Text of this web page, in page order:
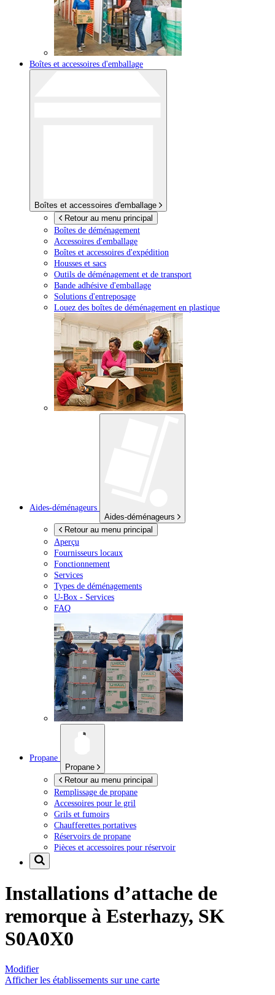
Boîtes et accessoires d'emballage
Boîtes et accessoires d'emballage
Retour au menu principal
Boîtes de déménagement
Accessoires d'emballage
Boîtes et accessoires d'expédition
Housses et sacs
Outils de déménagement et de transport
Bande adhésive d'emballage
Solutions d'entreposage
Louez des boîtes de déménagement en plastique
Aides-déménageurs
Aides-déménageurs
Retour au menu principal
Aperçu
Fournisseurs locaux
Fonctionnement
Services
Types de déménagements
U-Box - Services
FAQ
Propane
Propane
Retour au menu principal
Remplissage de propane
Accessoires pour le gril
Grils et fumoirs
Chaufferettes portatives
Réservoirs de propane
Pièces et accessoires pour réservoir
Installations d’attache de
remorque à Esterhazy, SK
S0A0X0
Modifier
Afficher les établissements sur une carte